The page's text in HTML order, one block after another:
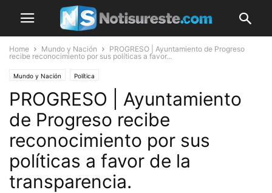
Home Mundo y Nación
PROGRESO | Ayuntamiento de Progreso
recibe reconocimiento por sus políticas a favor...
Mundo y Nación Política
PROGRESO | Ayuntamiento
de Progreso recibe
reconocimiento por sus
políticas a favor de la
transparencia.